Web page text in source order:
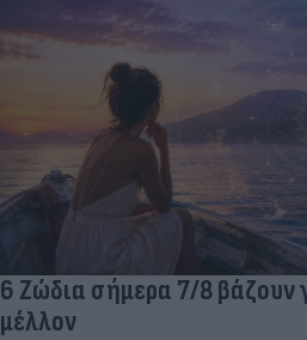
6 Ζώδια σήμερα 7/8 βάζουν
μέλλον